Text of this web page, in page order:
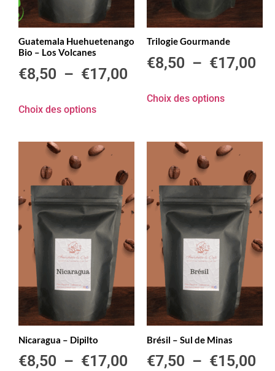
Guatemala Huehuetenango
Bio – Los Volcanes
€8,50 – €17,00
Choix des options
Trilogie Gourmande
€8,50 – €17,00
Choix des options
Nicaragua – Dipilto
€8,50 – €17,00
Brésil – Sul de Minas
€7,50 – €15,00